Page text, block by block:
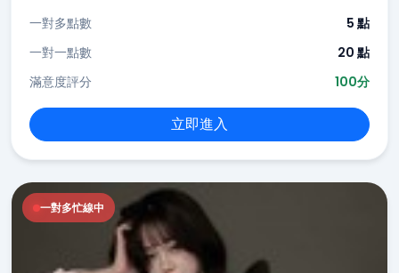
一對多點數
5 點
一對一點數
20 點
滿意度評分
100分
立即進入
一對多忙線中